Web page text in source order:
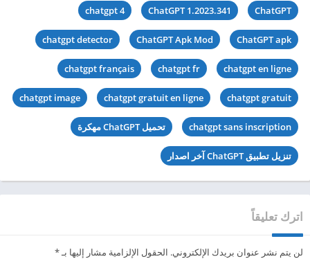
ChatGPT
ChatGPT 1.2023.341
chatgpt 4
ChatGPT apk
ChatGPT Apk Mod
chatgpt detector
chatgpt en ligne
chatgpt fr
chatgpt français
chatgpt gratuit
chatgpt gratuit en ligne
chatgpt image
chatgpt sans inscription تحميل ChatGPT مهكرة
تنزيل تطبيق ChatGPT آخر اصدار
اترك تعليقاً
لن يتم نشر عنوان بريدك الإلكتروني. الحقول الإلزامية مشار إليها بـ*